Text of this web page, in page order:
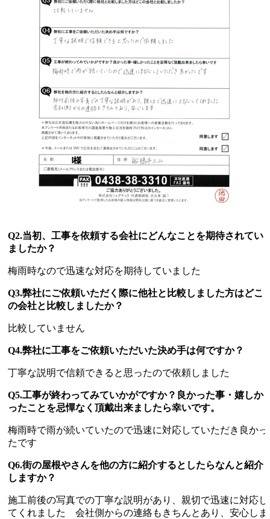
Q2.当初、工事を依頼する会社にどんなことを期待されてい
ましたか？
梅雨時なので迅速な対応を期待していました
Q3.弊社にご依頼いただく際に他社と比較しました方はどこ
の会社と比較しましたか？
比較していません
Q4.弊社に工事をご依頼いただいた決め手は何ですか？
丁寧な説明で信頼できると思ったので依頼しました
Q5.工事が終わってみていかがですか？良かった事・嬉しか
ったことを忌憚なく頂戴出来ましたら幸いです。
梅雨時で雨が続いていたので迅速に対応していただき良かっ
たです
Q6.街の屋根やさんを他の方に紹介するとしたらなんと紹介
しますか？
施工前後の写真での丁寧な説明があり、親切で迅速に対応し
てくれました 会社側からの連絡もきちんとあり、安心しま